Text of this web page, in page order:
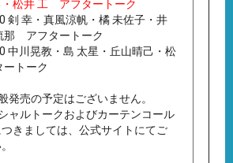
・松井 工 アフタートーク
剣 幸・真風涼帆・橘 未佐子・井
那 アフタートーク
中川晃教・島 太星・丘山晴己・松
トーク
発売の予定はございません。
ャルトークおよびカーテンコール
きましては、公式サイトにてご